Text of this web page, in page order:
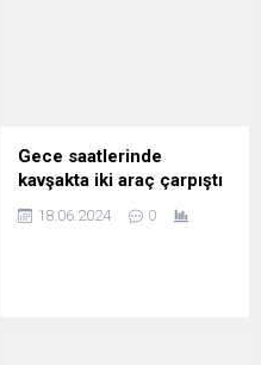
Gece saatlerinde
kavşakta iki araç çarpıştı
18.06.2024 0